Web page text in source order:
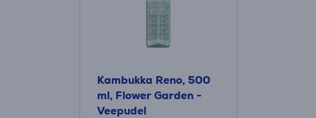
Kambukka Reno, 500
ml, Flower Garden -
Veepudel